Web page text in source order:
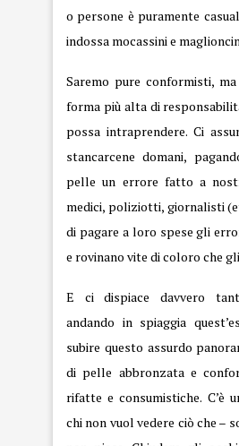
o persone è puramente
indossa mocassini e
Saremo pure conformisti,
forma più alta di
possa intraprendere. Ci
stancarcene domani,
pelle un errore fatto a
medici, poliziotti, giornalisti
di pagare a loro spese gli
e rovinano vite di coloro che
E ci dispiace davvero
andando in spiaggia
subire questo assurdo
di pelle abbronzata e
rifatte e consumistiche. C’è
chi non vuol vedere ciò che –